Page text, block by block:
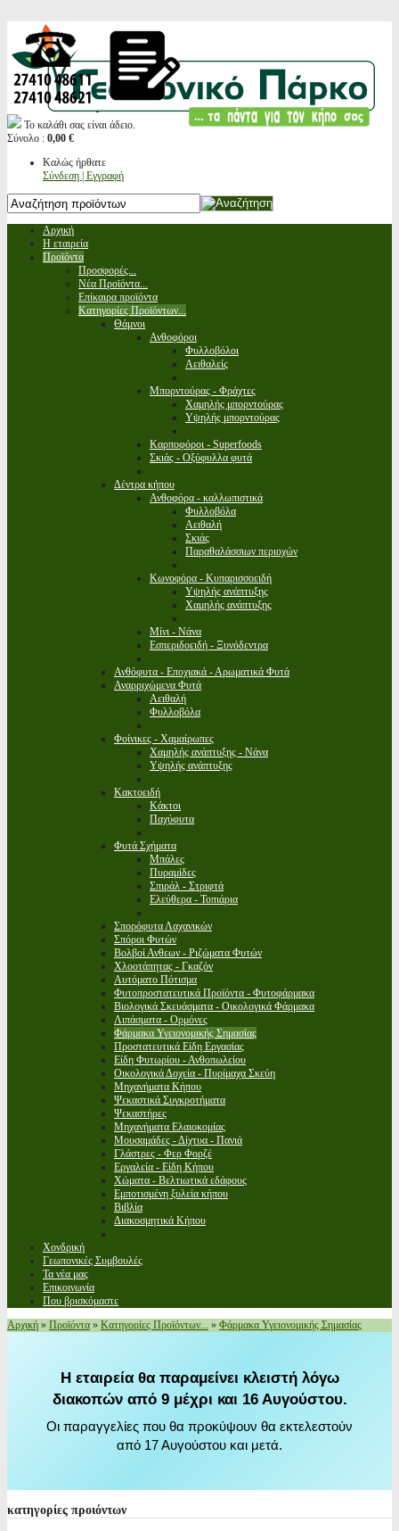
Το καλάθι σας είναι άδειο.
Σύνολο : 0,00 €
Καλώς ήρθατε
Σύνδεση | Εγγραφή
Αρχική
Η εταιρεία
Προϊόντα
Προσφορές...
Νέα Προϊόντα...
Επίκαιρα προϊόντα
Κατηγορίες Προϊόντων...
Θάμνοι
Ανθοφόροι
Φυλλοβόλοι
Αειθαλείς
Μπορντούρας - Φράχτες
Χαμηλής μπορντούρας
Υψηλής μπορντούρας
Καρποφόροι - Superfoods
Σκιάς - Οξύφυλλα φυτά
Δέντρα κήπου
Ανθοφόρα - καλλωπιστικά
Φυλλοβόλα
Αειθαλή
Σκιάς
Παραθαλάσσιων περιοχών
Κωνοφόρα - Κυπαρισσοειδή
Υψηλής ανάπτυξης
Χαμηλής ανάπτυξης
Μίνι - Νάνα
Εσπεριδοειδή - Ξυνόδεντρα
Ανθόφυτα - Εποχιακά - Αρωματικά Φυτά
Αναρριχώμενα Φυτά
Αειθαλή
Φυλλοβόλα
Φοίνικες - Χαμαίρωπες
Χαμηλής ανάπτυξης - Νάνα
Υψηλής ανάπτυξης
Κακτοειδή
Κάκτοι
Παχύφυτα
Φυτά Σχήματα
Μπάλες
Πυραμίδες
Σπιράλ - Στριφτά
Ελεύθερα - Τοπιάρια
Σπορόφυτα Λαχανικών
Σπόροι Φυτών
Βολβοί Ανθεων - Ριζώματα Φυτών
Χλοοτάπητας - Γκαζόν
Αυτόματο Πότισμα
Φυτοπροστατευτικά Προϊόντα - Φυτοφάρμακα
Βιολογικά Σκευάσματα - Οικολογικά Φάρμακα
Λιπάσματα - Ορμόνες
Φάρμακα Υγειονομικής Σημασίας
Προστατευτικά Είδη Εργασίας
Είδη Φυτωρίου - Ανθοπωλείου
Οικολογικά Δοχεία - Πυρίμαχα Σκεύη
Μηχανήματα Κήπου
Ψεκαστικά Συγκροτήματα
Ψεκαστήρες
Μηχανήματα Ελαιοκομίας
Μουσαμάδες - Δίχτυα - Πανιά
Γλάστρες - Φερ Φορζέ
Εργαλεία - Είδη Κήπου
Χώματα - Βελτιωτικά εδάφους
Εμποτισμένη ξυλεία κήπου
Βιβλία
Διακοσμητικά Κήπου
Χονδρική
Γεωπονικές Συμβουλές
Τα νέα μας
Επικοινωνία
Που βρισκόμαστε
Αρχική » Προϊόντα » Κατηγορίες Προϊόντων... » Φάρμακα Υγειονομικής Σημασίας
Η εταιρεία θα παραμείνει κλειστή λόγω
διακοπών από 9 μέχρι και 16 Αυγούστου.
Οι παραγγελίες που θα προκύψουν θα εκτελεστούν
από 17 Αυγούστου και μετά.
κατηγορίες προιόντων